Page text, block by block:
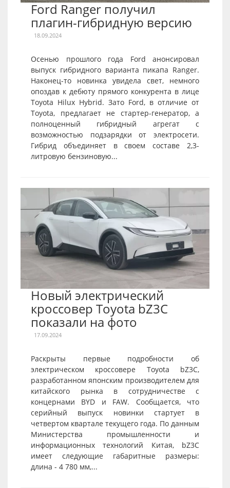
Ford Ranger получил
плагин-гибридную версию
18.09.2024
Осенью прошлого года Ford анонсировал
выпуск гибридного варианта пикапа Ranger.
Наконец-то новинка увидела свет, немного
опоздав к дебюту прямого конкурента в лице
Toyota Hilux Hybrid. Зато Ford, в отличие от
Toyota, предлагает не стартер-генератор, а
полноценный гибридный агрегат с
возможностью подзарядки от электросети.
Гибрид объединяет в своем составе 2,3-
литровую бензиновую...
Новый электрический
кроссовер Toyota bZ3C
показали на фото
17.09.2024
Раскрыты первые подробности об
электрическом кроссовере Toyota bZ3C,
разработанном японским производителем для
китайского рынка в сотрудничестве с
концернами BYD и FAW. Сообщается, что
серийный выпуск новинки стартует в
четвертом квартале текущего года. По данным
Министерства промышленности и
информационных технологий Китая, bZ3C
имеет следующие габаритные размеры:
длина - 4 780 мм,...